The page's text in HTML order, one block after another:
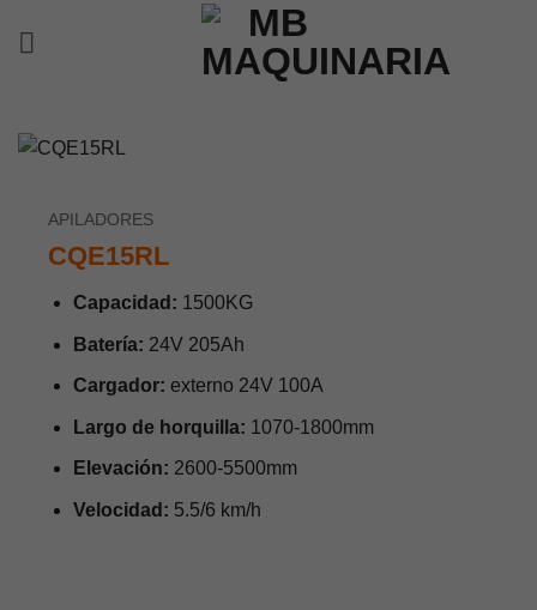
APILADORES
CQE15RL
Capacidad: 1500KG
Batería: 24V 205Ah
Cargador: externo 24V 100A
Largo de horquilla: 1070-1800mm
Elevación: 2600-5500mm
Velocidad: 5.5/6 km/h